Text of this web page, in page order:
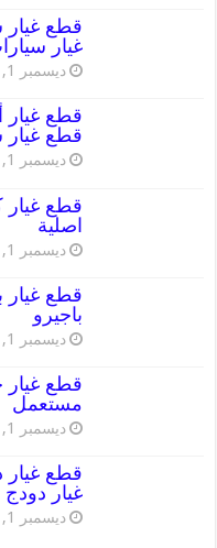
غيار
ديسمبر 1, 2023
قطع غيار
ديسمبر 1, 2023
اصلية
ديسمبر 1, 2023
باجيرو
ديسمبر 1, 2023
مستعمل
ديسمبر 1, 2023
غيار دودج
ديسمبر 1, 2023